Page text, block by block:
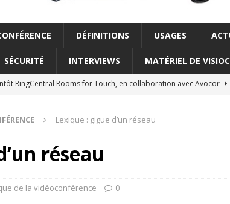
DÉFINITIONS USAGES
SÉCURITÉ INTERVIEWS MATÉRIEL DE
RingCentral Rooms for Touch, en collaboration avec Avocor
: mode incrustation (picture-in-picture)
DANS LA VISIOCONFÉRENCE
Lexique : gigue d’un réseau
réseau
de la vidéoconférence 0